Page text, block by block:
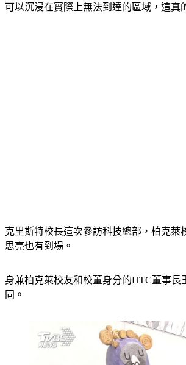
可以沉浸在實際上無法到達的區域，這真
克里斯特校長這次參訪科技總部，柏克萊
思亮也有到場。
身兼柏克萊校友和校董身分的HTC董事長
同。